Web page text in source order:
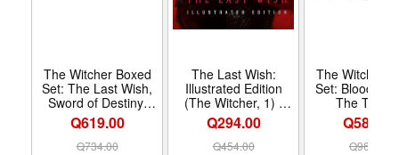
The Witcher Boxed
Set: The Last Wish,
Sword of Destiny,
Blood of Elves, Time
of Contempt,
Baptism of Fire, The
Q619.00
Q734.00
The Last Wish:
Illustrated Edition
(The Witcher, 1) -
Formato Hardcover
Q294.00
Q454.00
The Witcher
Set: Blood of
The Time
Contempt,
of Fire, The
Swallows,
Q584.00
Q964.00